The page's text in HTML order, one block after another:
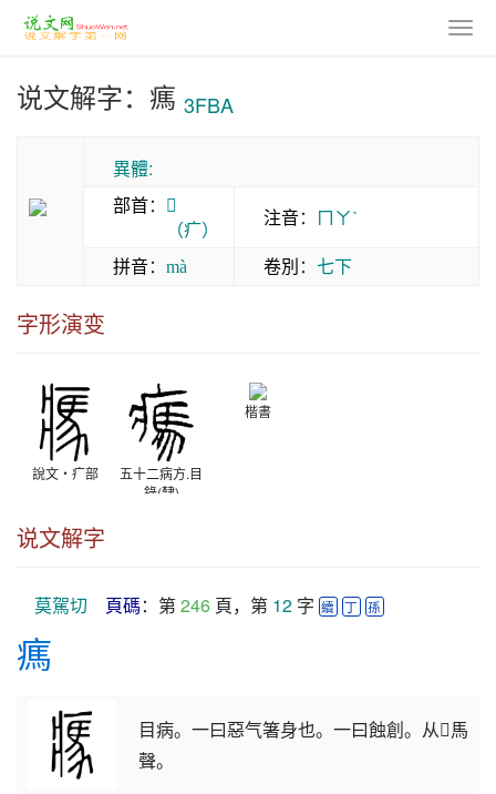
说文解字：㾺 3FBA
異體:
部首： 𤕫
（疒）
注音： ㄇㄚˋ
拼音： mà 卷別： 七下
字形演变
說文‧疒部
五十二病方.目
錄(隸)
楷書
说文解字
莫駕切 頁碼：第 246 頁，第 12 字 續 丁 孫
㾺
目病。一曰惡气箸身也。一曰蝕創。从𤕫馬
聲。